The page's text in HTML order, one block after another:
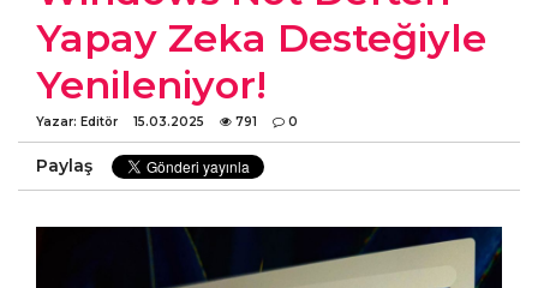
GIRIŞ YAP
KAYIT OL
ÜYELIK PAKETLERI
KULLANICI SÖZLEŞMESI
Yapay Zeka Desteğiyle
Yenileniyor!
Yazar: Editör 15.03.2025 791 0
Paylaş